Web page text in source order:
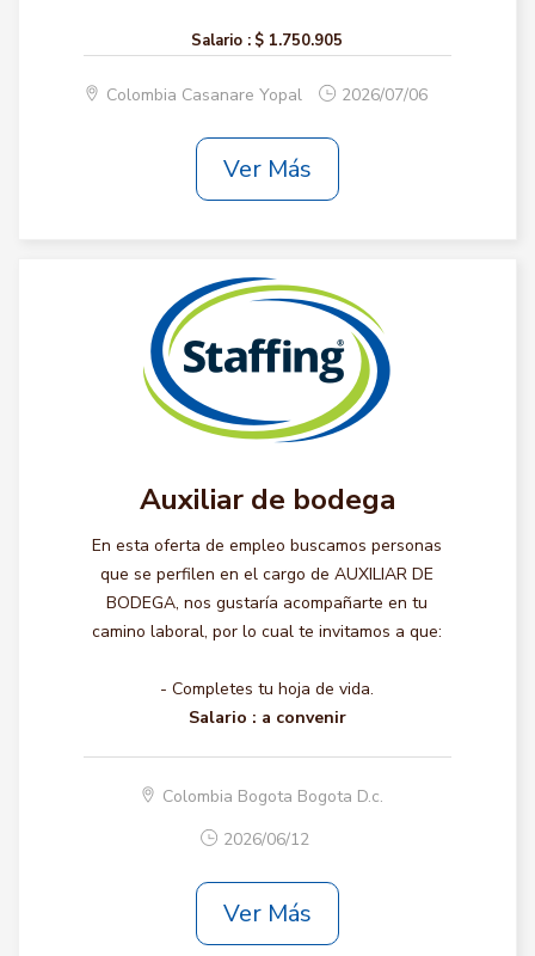
Salario : $ 1.750.905
Colombia Casanare Yopal 2026/07/06
Ver Más
Auxiliar de bodega
En esta oferta de empleo buscamos personas
que se perfilen en el cargo de AUXILIAR DE
BODEGA, nos gustaría acompañarte en tu
camino laboral, por lo cual te invitamos a que:
- Completes tu hoja de vida.
Salario : a convenir
Colombia Bogota Bogota D.c.
2026/06/12
Ver Más